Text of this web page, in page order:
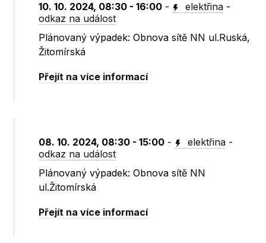
10. 10. 2024, 08:30 - 16:00 - elektřina -
odkaz na událost
Plánovaný výpadek: Obnova sítě NN ul.Ruská,
Žitomírská
Přejít na více informací
08. 10. 2024, 08:30 - 15:00 - elektřina -
odkaz na událost
Plánovaný výpadek: Obnova sítě NN
ul.Žitomírská
Přejít na více informací